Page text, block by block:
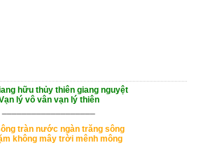
hữu thủy thiên giang nguyệt
lý vô vân vạn lý thiên
tràn nước ngàn trăng sông
không mây trời mênh mông